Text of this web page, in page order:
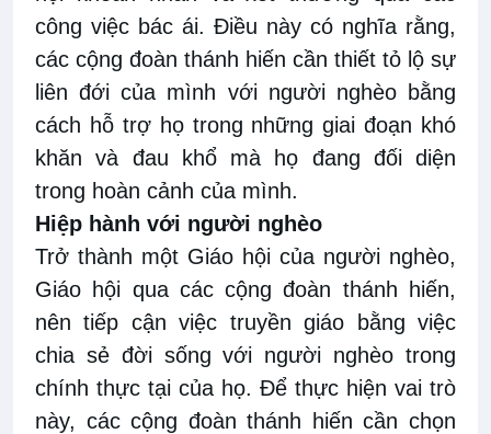
công việc bác ái. Điều này có nghĩa rằng,
các cộng đoàn thánh hiến cần thiết tỏ lộ sự
liên đới của mình với người nghèo bằng
cách hỗ trợ họ trong những giai đoạn khó
khăn và đau khổ mà họ đang đối diện
trong hoàn cảnh của mình.
Hiệp hành với người nghèo
Trở thành một Giáo hội của người nghèo,
Giáo hội qua các cộng đoàn thánh hiến,
nên tiếp cận việc truyền giáo bằng việc
chia sẻ đời sống với người nghèo trong
chính thực tại của họ. Để thực hiện vai trò
này, các cộng đoàn thánh hiến cần chọn